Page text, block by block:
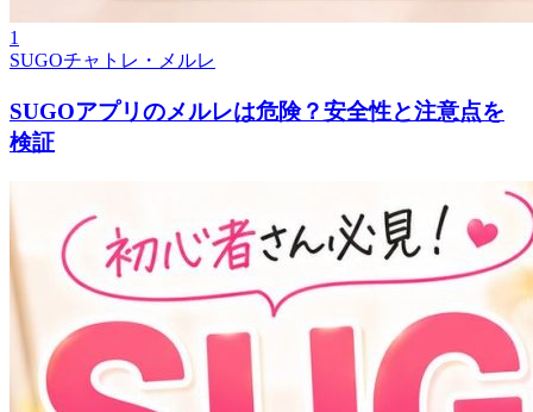
1
SUGOチャトレ・メルレ
SUGOアプリのメルレは危険？安全性と注意点を
検証